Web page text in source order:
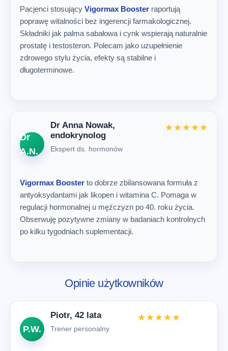
Pacjenci stosujący Vigormax Booster raportują
poprawę witalności bez ingerencji farmakologicznej.
Składniki jak palma sabałowa i cynk wspierają naturalnie
prostatę i testosteron. Polecam jako uzupełnienie
zdrowego stylu życia, efekty są stabilne i
długoterminowe.
Dr
A.N.
Dr Anna Nowak,
endokrynolog
Ekspert ds. hormonów
★★★★★
Vigormax Booster to dobrze zbilansowana formuła z
antyoksydantami jak likopen i witamina C. Pomaga w
regulacji hormonalnej u mężczyzn po 40. roku życia.
Obserwuję pozytywne zmiany w badaniach kontrolnych
po kilku tygodniach suplementacji.
Opinie użytkowników
P.W.
Piotr, 42 lata
Trener personalny
★★★★★